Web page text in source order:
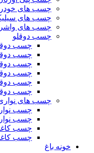
چسب های
چسب های
چسب های واشر
چسب دوقلو
چسب
چسب
چسب
چسب
چسب
چسب
چسب های
چسب
چسب
چسب
چسب
خونه باغ